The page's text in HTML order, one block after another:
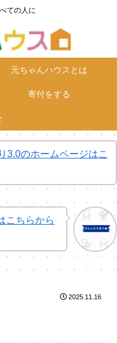
ての人に
元ちゃんハウスとは
寄付をする
3.0のホームページはこ
こちらから
2025.11.16